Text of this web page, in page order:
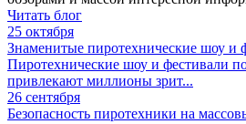
Читать блог
25 октября
Знаменитые пиротехнические шоу и
Пиротехнические шоу и фестивали
привлекают миллионы зрит...
26 сентября
Безопасность пиротехники на